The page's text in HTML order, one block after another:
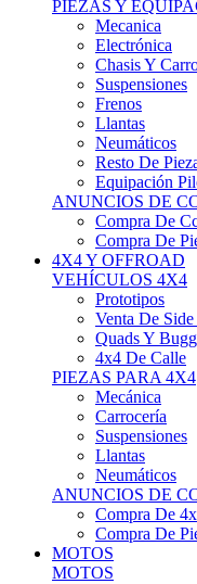
Electrónica
Chasis Y
Suspensiones
Frenos
Llantas
Neumáticos
Resto De Piezas
Equipación
ANUNCIOS DE
Compra De
Compra De
4X4 Y OFFROAD
VEHÍCULOS 4X4
Prototipos
Venta De Side
Quads Y
4x4 De Calle
PIEZAS PARA 4X4
Mecánica
Carrocería
Suspensiones
Llantas
Neumáticos
ANUNCIOS DE
Compra De
Compra De
MOTOS
MOTOS
Motos De